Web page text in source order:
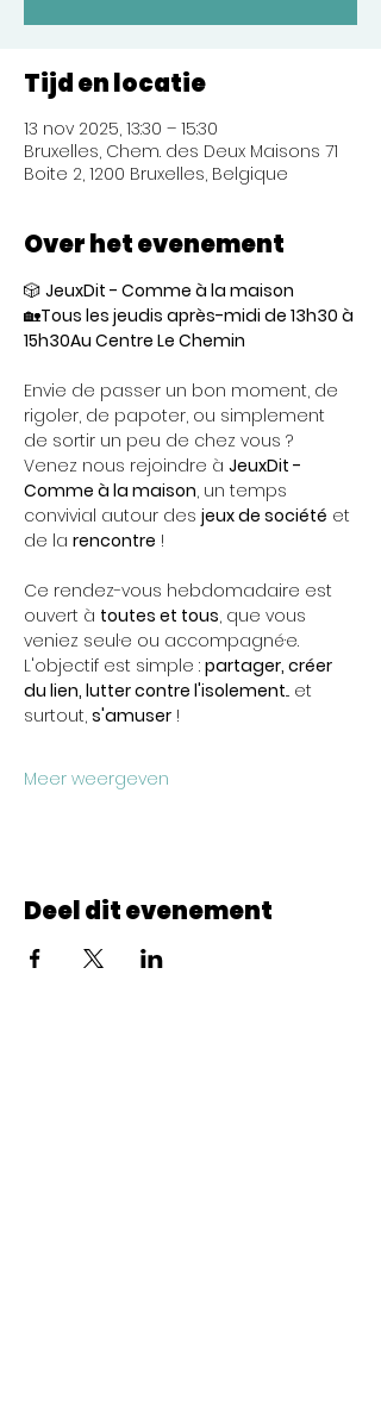
Tijd en locatie
13 nov 2025, 13:30 – 15:30
Bruxelles, Chem. des Deux Maisons 71
Boite 2, 1200 Bruxelles, Belgique
Over het evenement
🎲 JeuxDit - Comme à la maison
🏡Tous les jeudis après-midi de 13h30 à
15h30Au Centre Le Chemin
Envie de passer un bon moment, de
rigoler, de papoter, ou simplement
de sortir un peu de chez vous ?
Venez nous rejoindre à JeuxDit -
Comme à la maison, un temps
convivial autour des jeux de société et
de la rencontre !
Ce rendez-vous hebdomadaire est
ouvert à toutes et tous, que vous
veniez seul·e ou accompagné·e.
L'objectif est simple : partager, créer
du lien, lutter contre l'isolement... et
surtout, s'amuser !
Meer weergeven
Deel dit evenement